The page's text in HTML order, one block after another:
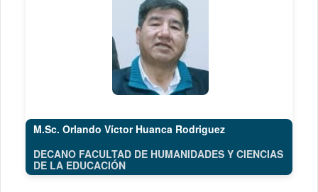
M.Sc. Orlando Víctor Huanca Rodriguez
DECANO FACULTAD DE HUMANIDADES Y CIENCIAS
DE LA EDUCACIÓN